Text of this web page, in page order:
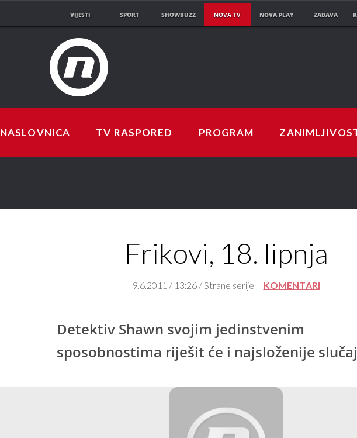
VIJESTI SPORT SHOWBUZZ NOVA TV NOVA PLAY ZABAVA
NASLOVNICA TV RASPORED PROGRAM
Frikovi, 18. lipnja
9.6.2011 / 13:26 / Strane serije KOMENTARI
Detektiv Shawn svojim jedinstvenim
sposobnostima riješit će i najsloženije